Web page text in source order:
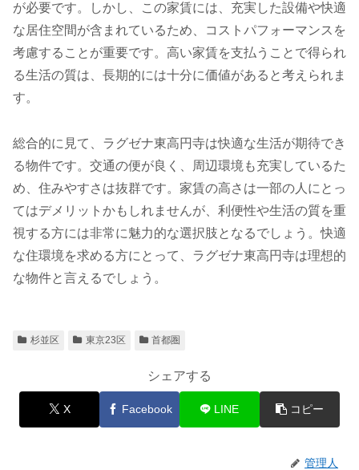
が必要です。しかし、この家賃には、充実した設備や快適
な居住空間が含まれているため、コストパフォーマンスを
考慮することが重要です。高い家賃を支払うことで得られ
る生活の質は、長期的には十分に価値があると考えられま
す。
総合的に見て、ラグゼナ東高円寺は快適な生活が期待でき
る物件です。交通の便が良く、周辺環境も充実しているた
め、住みやすさは抜群です。家賃の高さは一部の人にとっ
てはデメリットかもしれませんが、利便性や生活の質を重
視する方には非常に魅力的な選択肢となるでしょう。快適
な住環境を求める方にとって、ラグゼナ東高円寺は理想的
な物件と言えるでしょう。
杉並区 東京23区 首都圏
シェアする
X Facebook LINE コピー
管理人